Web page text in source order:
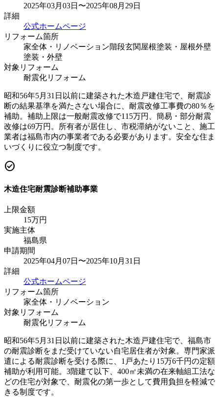
2025年03月03日〜2025年08月29日
詳細
公式ホームページ
リフォーム箇所
家全体・リノベーション階段玄関 屋根塗装・屋根外壁
塗装・外壁
対象リフォーム
耐震化リフォーム
昭和56年5月31日以前に建築された木造戸建住宅で、耐震診
断の結果基準を満たさない場合に、耐震改修工事費の80％を
補助。補助上限は一般耐震改修で115万円、簡易・部分耐震
改修は69万円。所有者が居住し、市税滞納がないこと、施工
業者は福島市内の事業者である必要があります。安全な住ま
いづくりに役立つ制度です。
check_circle
木造住宅耐震診断補助事業
上限金額
15万円
実施主体
福島県
申請期間
2025年04月07日〜2025年10月31日
詳細
公式ホームページ
リフォーム箇所
家全体・リノベーション
対象リフォーム
耐震化リフォーム
昭和56年5月31日以前に建築された木造戸建住宅で、福島市
の耐震診断をまだ受けていない自宅居住者が対象。専門家派
遣による耐震診断を受ける際に、1戸あたり15万6千円の定額
補助が利用可能。3階建て以下、400㎡未満の在来軸組工法な
どの住宅が対象で、耐震化の第一歩として費用負担を軽減で
きる制度です。